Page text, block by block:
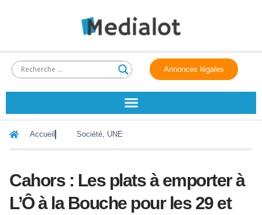
Annonces légales
Accueil Société, UNE
Cahors : Les plats à emporter à
L’Ô à la Bouche pour les 29 et